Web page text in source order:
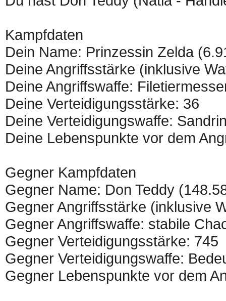
Kampfdaten
Dein Name: Prinzessin Zelda
Deine Angriffsstärke (inklusive
Deine Angriffswaffe:
Deine Verteidigungsstärke: 36
Deine Verteidigungswaffe:
Deine Lebenspunkte vor dem
Gegner Kampfdaten
Gegner Name: Don Teddy
Gegner Angriffsstärke (inklusive
Gegner Angriffswaffe: stabile
Gegner Verteidigungsstärke: 745
Gegner Verteidigungswaffe:
Gegner Lebenspunkte vor dem